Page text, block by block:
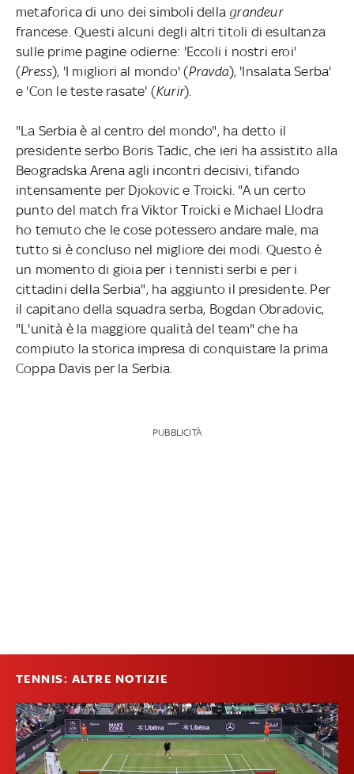
metaforica di uno dei simboli della grandeur
francese. Questi alcuni degli altri titoli di esultanza
sulle prime pagine odierne: 'Eccoli i nostri eroi'
(Press), 'I migliori al mondo' (Pravda), 'Insalata Serba'
e 'Con le teste rasate' (Kurir).
"La Serbia è al centro del mondo", ha detto il
presidente serbo Boris Tadic, che ieri ha assistito alla
Beogradska Arena agli incontri decisivi, tifando
intensamente per Djokovic e Troicki. "A un certo
punto del match fra Viktor Troicki e Michael Llodra
ho temuto che le cose potessero andare male, ma
tutto si è concluso nel migliore dei modi. Questo è
un momento di gioia per i tennisti serbi e per i
cittadini della Serbia", ha aggiunto il presidente. Per
il capitano della squadra serba, Bogdan Obradovic,
"L'unità è la maggiore qualità del team" che ha
compiuto la storica impresa di conquistare la prima
Coppa Davis per la Serbia.
PUBBLICITÀ
TENNIS: ALTRE NOTIZIE